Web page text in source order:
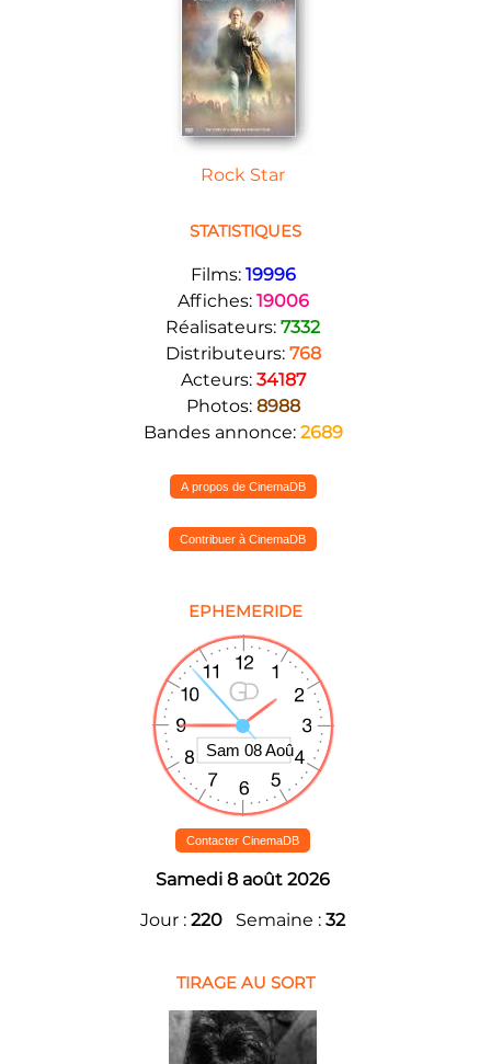
Rock Star
STATISTIQUES
Films: 19996
Affiches: 19006
Réalisateurs: 7332
Distributeurs: 768
Acteurs: 34187
Photos: 8988
Bandes annonce: 2689
A propos de CinemaDB
Contribuer à CinemaDB
EPHEMERIDE
Contacter CinemaDB
Samedi 8 août 2026
Jour : 220 Semaine : 32
TIRAGE AU SORT